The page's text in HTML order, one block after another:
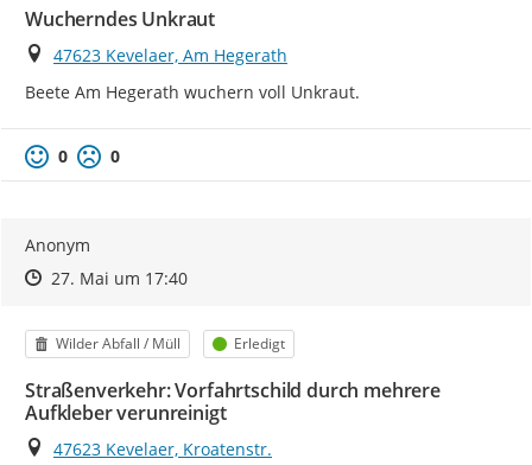
Wucherndes Unkraut
Ort
47623 Kevelaer, Am Hegerath
Beete Am Hegerath wuchern voll Unkraut.
0 0
Anonym
Zeitpunkt des Erstellens
Zeitpunkt des Erstellens
27. Mai um 17:40Zur Äußerung
Kategorie
Wilder Abfall / Müll Status
Erledigt
Straßenverkehr: Vorfahrtschild durch mehrere
Aufkleber verunreinigt
Ort
47623 Kevelaer, Kroatenstr.